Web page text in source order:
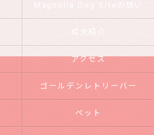
Magnolia Dog Siteの想い
成犬紹介
アクセス
ゴールデンレトリーバー
ペット